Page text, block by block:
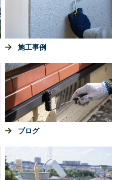
施工事例
ブログ